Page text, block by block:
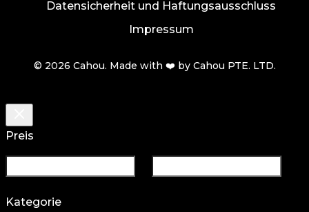
Datensicherheit und Haftungsausschluss
Impressum
© 2026 Cahou. Made with ❤️ by Cahou PTE. LTD.
Preis
Kategorie